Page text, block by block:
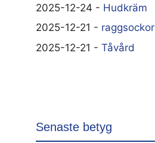
2025-12-24 - Hudkräm
2025-12-21 - raggsockor
2025-12-21 - Tåvård
Senaste betyg